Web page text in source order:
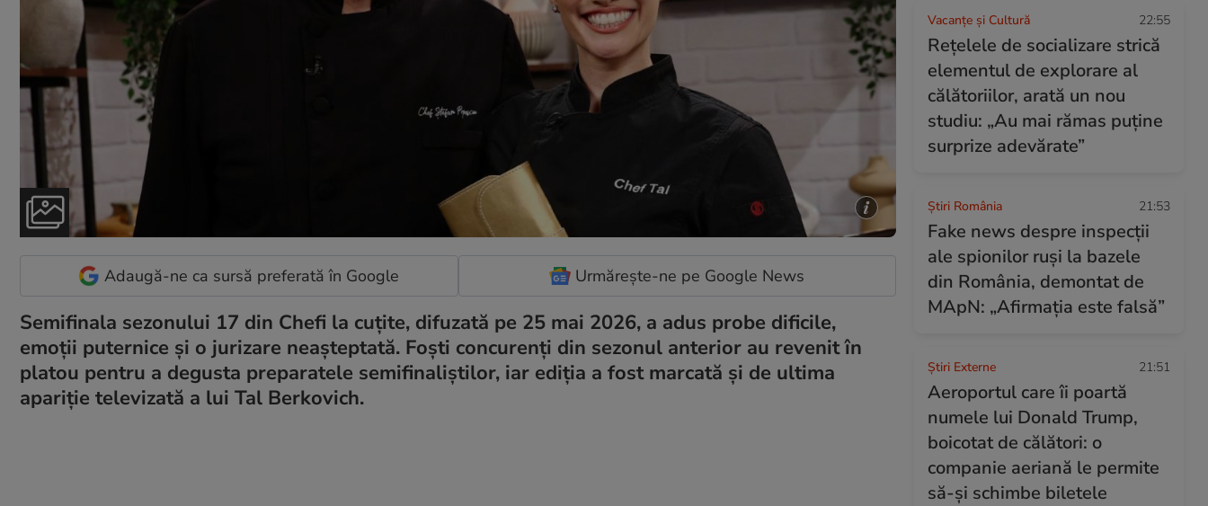
Adaugă-ne ca sursă preferată în Google Urmărește-ne pe Google News
Semifinala sezonului 17 din Chefi la cuțite, difuzată pe 25 mai 2026, a adus probe dificile,
emoții puternice și o jurizare neașteptată. Foști concurenți din sezonul anterior au revenit în
platou pentru a degusta preparatele semifinaliștilor, iar ediția a fost marcată și de ultima
apariție televizată a lui Tal Berkovich.
Vacanțe și Cultură 22:55
Rețelele de socializare strică
elementul de explorare al
călătoriilor, arată un nou
studiu: „Au mai rămas puține
surprize adevărate”
Știri România 21:53
Fake news despre inspecții
ale spionilor ruși la bazele
din România, demontat de
MApN: „Afirmația este falsă”
Știri Externe 21:51
Aeroportul care îi poartă
numele lui Donald Trump,
boicotat de călători: o
companie aeriană le permite
să-și schimbe biletele